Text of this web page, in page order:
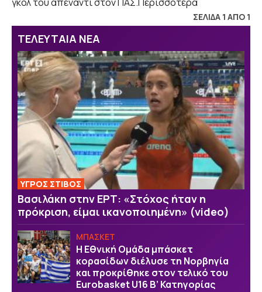
ΣΕΛΙΔΑ 1 ΑΠΟ 1
ΤΕΛΕΥΤΑΙΑ ΝΕΑ
ΥΓΡΟΣ ΣΤΙΒΟΣ
Βασιλάκη στην ΕΡΤ: «Στόχος ήταν η
πρόκριση, είμαι ικανοποιημένη» (video)
ΜΠΑΣΚΕΤ
Η Εθνική Ομάδα μπάσκετ
κορασίδων διέλυσε τη Νορβηγία
και προκρίθηκε στον τελικό του
Eurobasket U16 Β’ Κατηγορίας